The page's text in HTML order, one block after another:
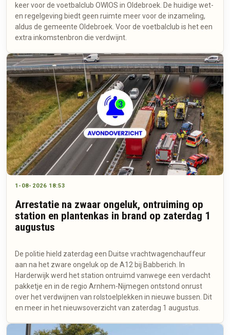
keer voor de voetbalclub OWIOS in Oldebroek. De huidige wet-
en regelgeving biedt geen ruimte meer voor de inzameling,
aldus de gemeente Oldebroek. Voor de voetbalclub is het een
extra inkomstenbron die verdwijnt.
1-08-2026 18:53
Arrestatie na zwaar ongeluk, ontruiming op
station en plantenkas in brand op zaterdag 1
augustus
De politie hield zaterdag een Duitse vrachtwagenchauffeur
aan na het zware ongeluk op de A12 bij Babberich. In
Harderwijk werd het station ontruimd vanwege een verdacht
pakketje en in de regio Arnhem-Nijmegen ontstond onrust
over het verdwijnen van rolstoelplekken in nieuwe bussen. Dit
en meer in het nieuwsoverzicht van zaterdag 1 augustus.